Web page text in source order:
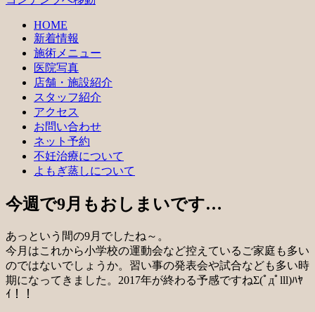
HOME
新着情報
施術メニュー
医院写真
店舗・施設紹介
スタッフ紹介
アクセス
お問い合わせ
ネット予約
不妊治療について
よもぎ蒸しについて
今週で9月もおしまいです…
あっという間の9月でしたね～。
今月はこれから小学校の運動会など控えているご家庭も多い
のではないでしょうか。習い事の発表会や試合なども多い時
期になってきました。2017年が終わる予感ですねΣ(ﾟдﾟlll)ﾊﾔ
ｲ！！